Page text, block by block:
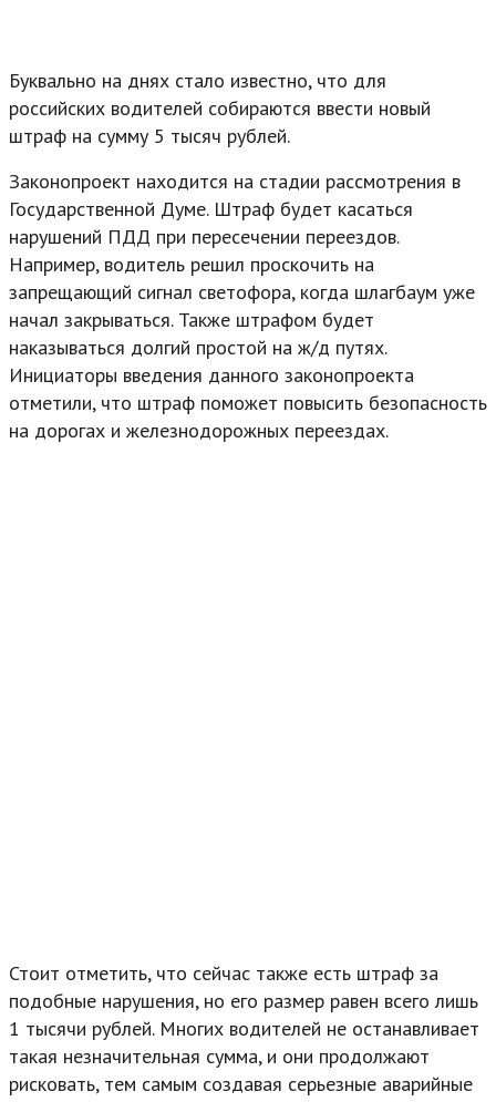
Буквально на днях стало известно, что для
российских водителей собираются ввести новый
штраф на сумму 5 тысяч рублей.
Законопроект находится на стадии рассмотрения в
Государственной Думе. Штраф будет касаться
нарушений ПДД при пересечении переездов.
Например, водитель решил проскочить на
запрещающий сигнал светофора, когда шлагбаум уже
начал закрываться. Также штрафом будет
наказываться долгий простой на ж/д путях.
Инициаторы введения данного законопроекта
отметили, что штраф поможет повысить безопасность
на дорогах и железнодорожных переездах.
Стоит отметить, что сейчас также есть штраф за
подобные нарушения, но его размер равен всего лишь
1 тысячи рублей. Многих водителей не останавливает
такая незначительная сумма, и они продолжают
рисковать, тем самым создавая серьезные аварийные